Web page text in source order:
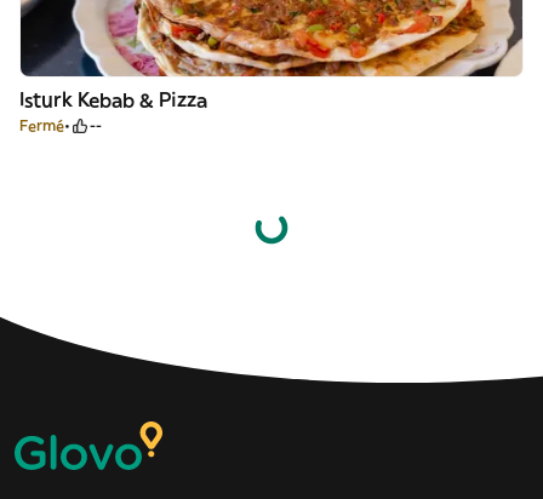
Isturk Kebab & Pizza
Fermé --